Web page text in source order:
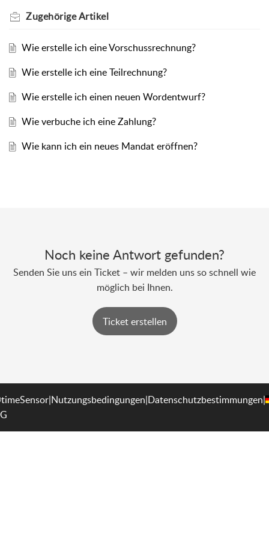
ZugehörigeArtikel
Wie erstelle ich eine Vorschussrechnung?
Wie erstelle ich eine Teilrechnung?
Wie erstelle ich einen neuen Wordentwurf?
Wie verbuche ich eine Zahlung?
Wie kann ich ein neues Mandat eröffnen?
Noch keine Antwort gefunden?
Senden Sie uns ein Ticket – wir melden uns so schnell wie
möglich bei Ihnen.
Ticket erstellen
|Nutzungsbedingungen|Datenschutzbestimmungen|